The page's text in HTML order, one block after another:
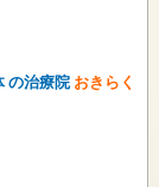
の治療院 おきらく